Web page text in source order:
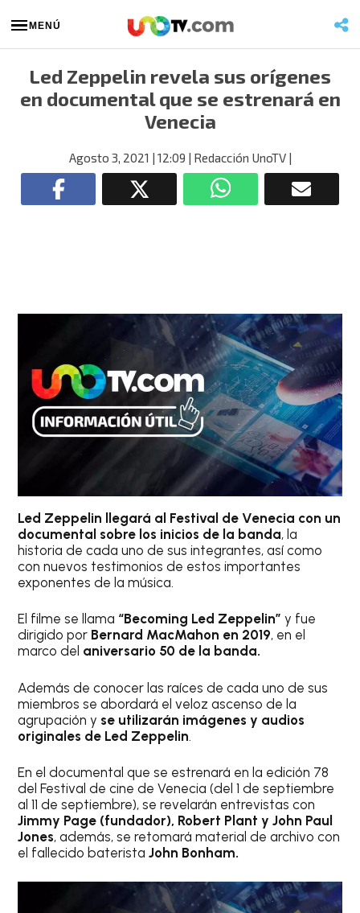
MENÚ
Led Zeppelin revela sus orígenes
en documental que se estrenará en
Venecia
Agosto 3, 2021 | 12:09 | Redacción UnoTV|
Led Zeppelin llegará al Festival de Venecia con un
documental sobre los inicios de la banda, la
historia de cada uno de sus integrantes, así como
con nuevos testimonios de estos importantes
exponentes de la música.
El filme se llama “Becoming Led Zeppelin”y fue
dirigido por Bernard MacMahon en 2019, en el
marco del aniversario 50 de la banda.
Además de conocer las raíces de cada uno de sus
miembros se abordará el veloz ascenso de la
agrupación y se utilizarán imágenes y audios
originales de Led Zeppelin.
En el documental que se estrenará en la edición 78
del Festival de cine de Venecia (del 1 de septiembre
al 11 de septiembre), se revelarán entrevistas con
Jimmy Page (fundador), Robert Plant y John Paul
Jones, además, se retomará material de archivo con
el fallecido baterista John Bonham.